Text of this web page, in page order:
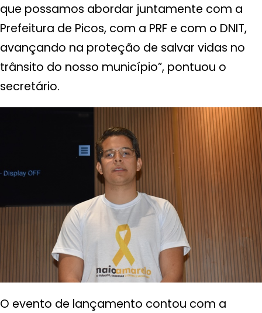
que possamos abordar juntamente com a
Prefeitura de Picos, com a PRF e com o DNIT,
avançando na proteção de salvar vidas no
trânsito do nosso município”, pontuou o
secretário.
O evento de lançamento contou com a